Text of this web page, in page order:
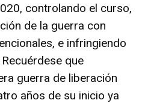
controlando el curso,
de la guerra con
e infringiendo
que
guerra de liberación
años de su inicio ya